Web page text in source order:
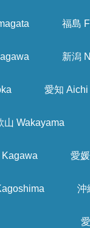
福島
新潟
愛知 Aichi
山 Wakayama
Kagawa 愛
沖